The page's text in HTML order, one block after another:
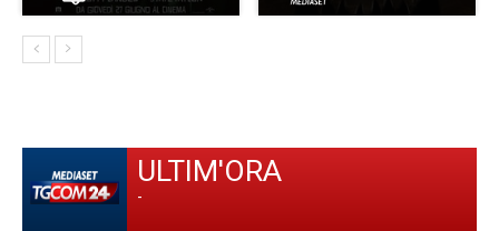
ULTIM'ORA
-